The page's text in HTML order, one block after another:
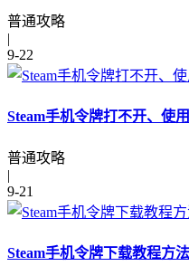
普通攻略
|
9-22
Steam手机令牌打不开、使
普通攻略
|
9-21
Steam手机令牌下载教程方法